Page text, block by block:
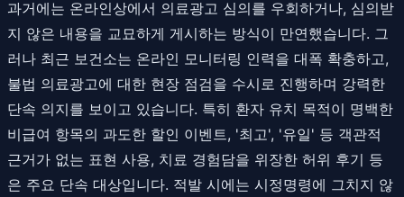
과거에는 온라인상에서 의료광고 심의를 우회하거나, 심의받
지 않은 내용을 교묘하게 게시하는 방식이 만연했습니다. 그
러나 최근 보건소는 온라인 모니터링 인력을 대폭 확충하고,
불법 의료광고에 대한 현장 점검을 수시로 진행하며 강력한
단속 의지를 보이고 있습니다. 특히 환자 유치 목적이 명백한
비급여 항목의 과도한 할인 이벤트, '최고', '유일' 등 객관적
근거가 없는 표현 사용, 치료 경험담을 위장한 허위 후기 등
은 주요 단속 대상입니다. 적발 시에는 시정명령에 그치지 않